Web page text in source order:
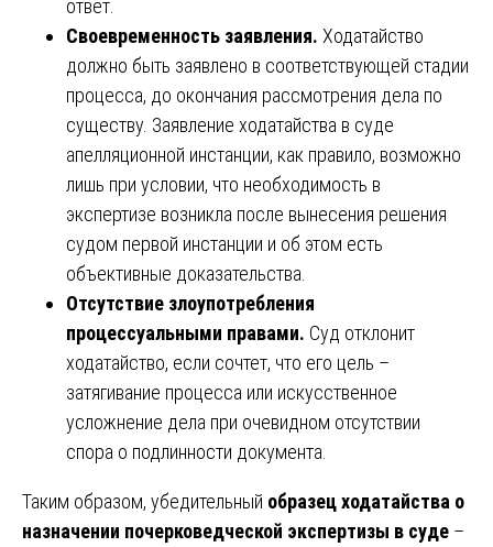
ответ.
Своевременность заявления. Ходатайство
должно быть заявлено в соответствующей стадии
процесса, до окончания рассмотрения дела по
существу. Заявление ходатайства в суде
апелляционной инстанции, как правило, возможно
лишь при условии, что необходимость в
экспертизе возникла после вынесения решения
судом первой инстанции и об этом есть
объективные доказательства.
Отсутствие злоупотребления
процессуальными правами. Суд отклонит
ходатайство, если сочтет, что его цель –
затягивание процесса или искусственное
усложнение дела при очевидном отсутствии
спора о подлинности документа.
Таким образом, убедительный образец ходатайства о
назначении почерковедческой экспертизы в суде –